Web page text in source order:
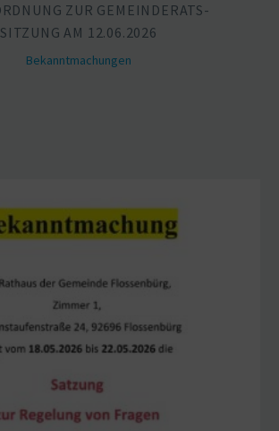
ZUR GEMEIN­DE­RATS­
SITZUNG AM 12.06.2026
Bekannt­ma­chungen